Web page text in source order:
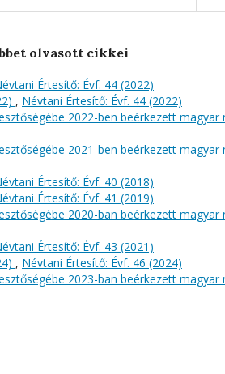
olvasott cikkei
Értesítő: Évf. 44 (2022)
, Névtani Értesítő: Évf. 44 (2022)
2022-ben beérkezett magyar
2021-ben beérkezett magyar
Értesítő: Évf. 40 (2018)
Értesítő: Évf. 41 (2019)
2020-ban beérkezett magyar
Értesítő: Évf. 43 (2021)
, Névtani Értesítő: Évf. 46 (2024)
2023-ban beérkezett magyar